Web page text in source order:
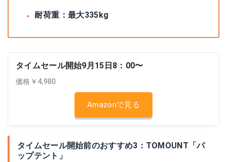
耐荷重：最大335kg
タイムセール開始9月15日8：00〜
価格￥4,980
Amazonで見る
タイムセール開始前のおすすめ3：TOMOUNT「パ
ップテント」